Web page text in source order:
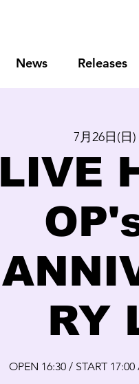
News Releases
7月26日(日)
LIVE
RY
OPEN 16:30 / START